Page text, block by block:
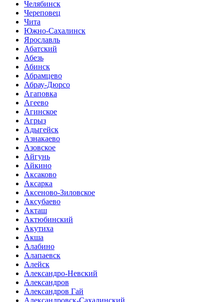
Челябинск
Череповец
Чита
Южно-Сахалинск
Ярославль
Абатский
Абезь
Абинск
Абрамцево
Абрау-Дюрсо
Агаповка
Агеево
Агинское
Агрыз
Адыгейск
Азнакаево
Азовское
Айгунь
Айкино
Аксаково
Аксарка
Аксеново-Зиловское
Аксубаево
Акташ
Актюбинский
Акутиха
Акша
Алабино
Алапаевск
Алейск
Александро-Невский
Александров
Александров Гай
Александровск-Сахалинский